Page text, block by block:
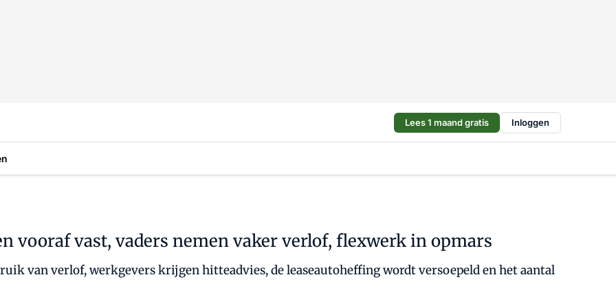
Lees 1 maand gratis Inloggen
vooraf vast, vaders nemen vaker verlof, flexwerk in opmars
van verlof, werkgevers krijgen hitteadvies, de leaseautoheffing wordt versoepeld en het aantal